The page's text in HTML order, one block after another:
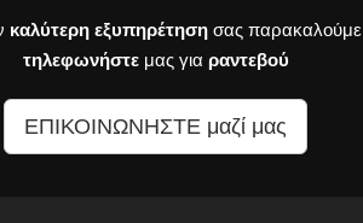
καλύτερη εξυπηρέτησησας παρακαλούμε
τηλεφωνήστεμας για ραντεβού
ΕΠΙΚΟΙΝΩΝΗΣΤΕ μαζί μας